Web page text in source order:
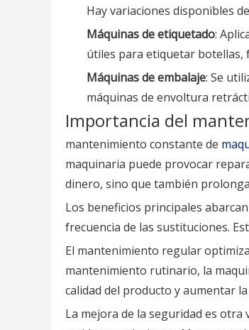
Hay variaciones disponibles
Máquinas de etiquetado:
útiles para etiquetar botellas,
Máquinas de embalaje: Se
máquinas de envoltura
Importancia del
mantenimiento constante de
maquinaria puede provocar
dinero, sino que también
Los beneficios principales
frecuencia de las sustituciones.
El mantenimiento regular
mantenimiento rutinario, la
calidad del producto y aumentar
La mejora de la seguridad es